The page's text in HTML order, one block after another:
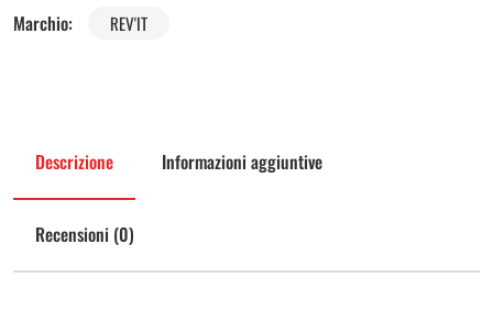
Marchio: REV'IT
Descrizione Informazioni aggiuntive
Recensioni (0)